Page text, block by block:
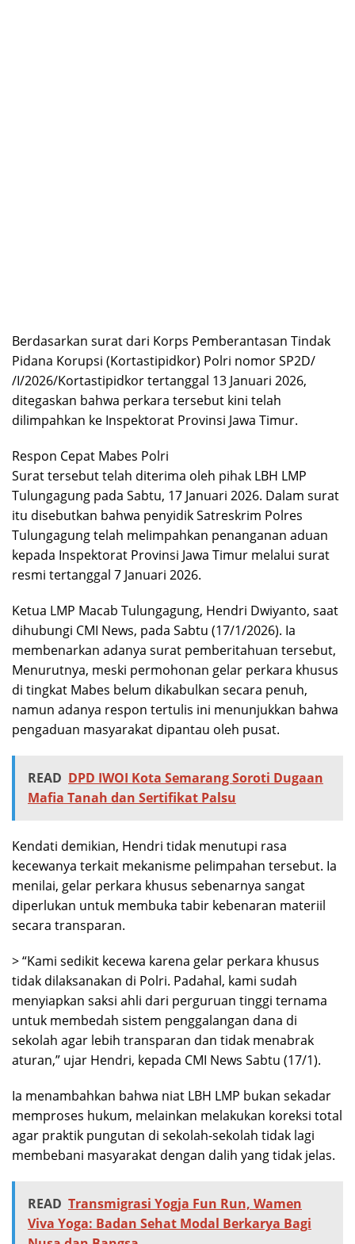
Berdasarkan surat dari Korps Pemberantasan Tindak
Pidana Korupsi (Kortastipidkor) Polri nomor SP2D/
/I/2026/Kortastipidkor tertanggal 13 Januari 2026,
ditegaskan bahwa perkara tersebut kini telah
dilimpahkan ke Inspektorat Provinsi Jawa Timur.
Respon Cepat Mabes Polri
Surat tersebut telah diterima oleh pihak LBH LMP
Tulungagung pada Sabtu, 17 Januari 2026. Dalam surat
itu disebutkan bahwa penyidik Satreskrim Polres
Tulungagung telah melimpahkan penanganan aduan
kepada Inspektorat Provinsi Jawa Timur melalui surat
resmi tertanggal 7 Januari 2026.
Ketua LMP Macab Tulungagung, Hendri Dwiyanto, saat
dihubungi CMI News, pada Sabtu (17/1/2026). Ia
membenarkan adanya surat pemberitahuan tersebut,
Menurutnya, meski permohonan gelar perkara khusus
di tingkat Mabes belum dikabulkan secara penuh,
namun adanya respon tertulis ini menunjukkan bahwa
pengaduan masyarakat dipantau oleh pusat.
READ DPD IWOI Kota Semarang Soroti Dugaan
Mafia Tanah dan Sertifikat Palsu
Kendati demikian, Hendri tidak menutupi rasa
kecewanya terkait mekanisme pelimpahan tersebut. Ia
menilai, gelar perkara khusus sebenarnya sangat
diperlukan untuk membuka tabir kebenaran materiil
secara transparan.
> “Kami sedikit kecewa karena gelar perkara khusus
tidak dilaksanakan di Polri. Padahal, kami sudah
menyiapkan saksi ahli dari perguruan tinggi ternama
untuk membedah sistem penggalangan dana di
sekolah agar lebih transparan dan tidak menabrak
aturan,” ujar Hendri, kepada CMI News Sabtu (17/1).
Ia menambahkan bahwa niat LBH LMP bukan sekadar
memproses hukum, melainkan melakukan koreksi total
agar praktik pungutan di sekolah-sekolah tidak lagi
membebani masyarakat dengan dalih yang tidak jelas.
READ Transmigrasi Yogja Fun Run, Wamen
Viva Yoga: Badan Sehat Modal Berkarya Bagi